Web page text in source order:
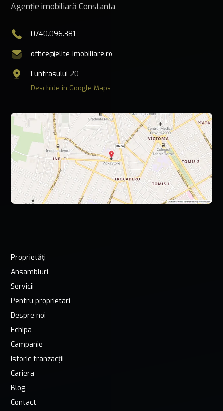
Agenție imobiliară Constanta
0740.096.381
office@elite-imobiliare.ro
Luntrasului 20
Deschide în Google Maps
Proprietăți
Ansambluri
Servicii
Pentru proprietari
Despre noi
Echipa
Campanie
Istoric tranzacții
Cariera
Blog
Contact